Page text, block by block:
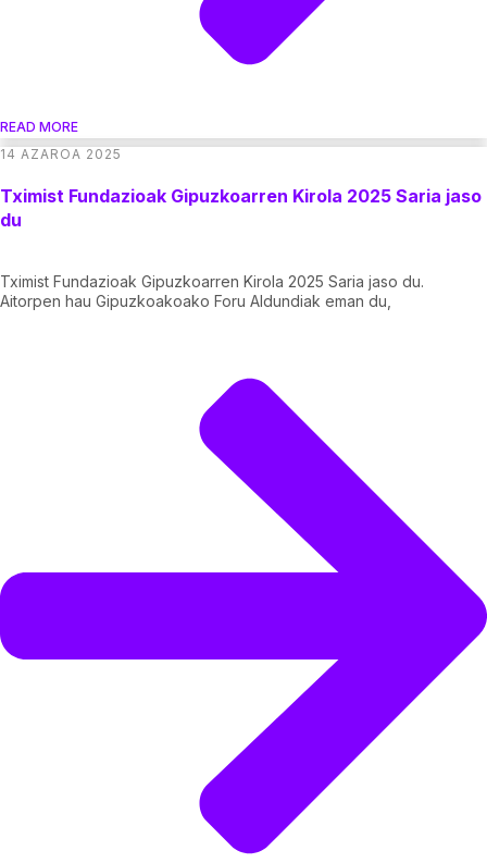
READ MORE
14 AZAROA 2025
Tximist Fundazioak Gipuzkoarren Kirola 2025 Saria jaso
du
Tximist Fundazioak Gipuzkoarren Kirola 2025 Saria jaso du.
Aitorpen hau Gipuzkoakoako Foru Aldundiak eman du,